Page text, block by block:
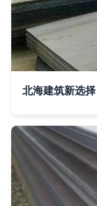
北海建筑新选